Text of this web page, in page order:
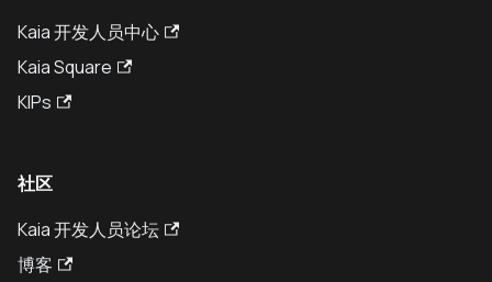
Kaia 开发人员中心
Kaia Square
KIPs
社区
Kaia 开发人员论坛
博客